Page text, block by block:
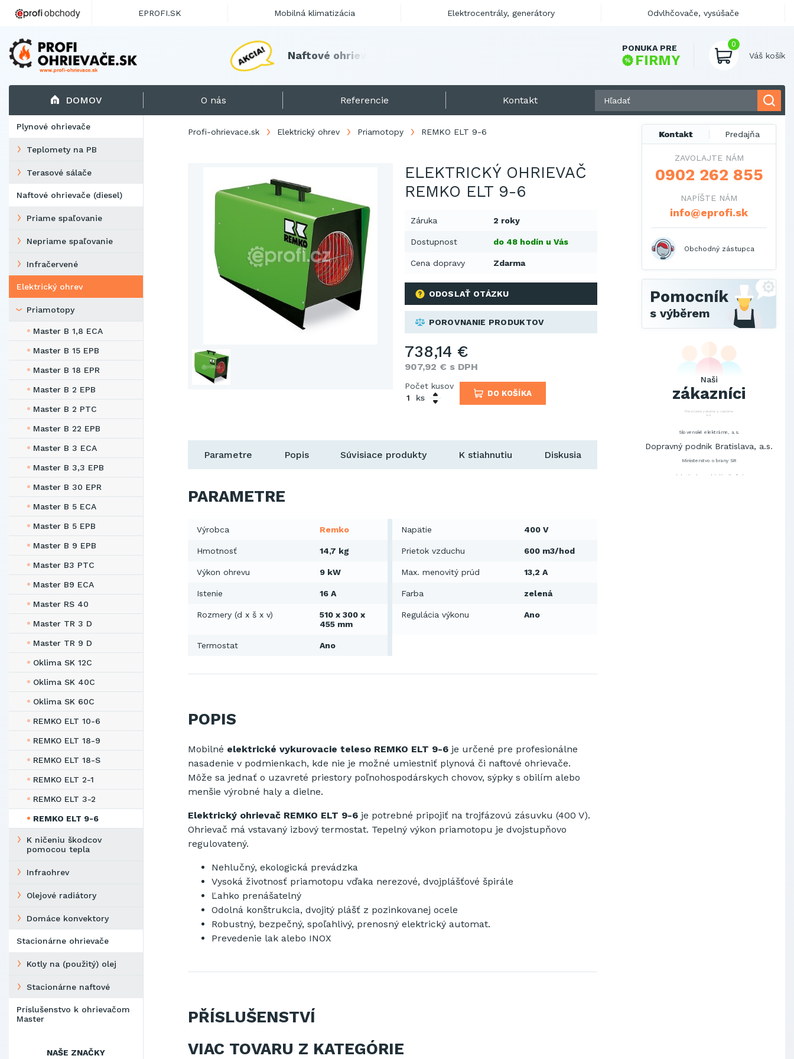
Naftové ohrie
PONUKA PRE
FIRMY
0
Váš košík
DOMOV O nás Referencie Kontakt
Plynové ohrievače
Teplomety na PB
Terasové sálače
Naftové ohrievače (diesel)
Priame spaľovanie
Nepriame spaľovanie
Infračervené
Elektrický ohrev
Priamotopy
Master B 1,8 ECA
Master B 15 EPB
Master B 18 EPR
Master B 2 EPB
Master B 2 PTC
Master B 22 EPB
Master B 3 ECA
Master B 3,3 EPB
Master B 30 EPR
Master B 5 ECA
Master B 5 EPB
Master B 9 EPB
Master B3 PTC
Master B9 ECA
Master RS 40
Master TR 3 D
Master TR 9 D
Oklima SK 12C
Oklima SK 40C
Oklima SK 60C
REMKO ELT 10-6
REMKO ELT 18-9
REMKO ELT 18-S
REMKO ELT 2-1
REMKO ELT 3-2
REMKO ELT 9-6
K ničeniu škodcov
pomocou tepla
Infraohrev
Olejové radiátory
Domáce konvektory
Stacionárne ohrievače
Kotly na (použitý) olej
Stacionárne naftové
Príslušenstvo k ohrievačom
Master
NAŠE ZNAČKY
Profi-ohrievace.sk Elektrický ohrev Priamotopy REMKO ELT 9-6
ELEKTRICKÝ OHRIEVAČ
REMKO ELT 9-6
Záruka 2 roky
Dostupnost do 48 hodín u Vás
Cena dopravy Zdarma
ODOSLAŤ OTÁZKU
POROVNANIE PRODUKTOV
738,14 €
907,92 € s DPH
Počet kusov
ks
DO KOŠÍKA
Parametre Popis Súvisiace produkty K stiahnutiu Diskusia
PARAMETRE
Výrobca Remko Napätie 400 V
Hmotnosť 14,7 kg Prietok vzduchu 600 m3/hod
Výkon ohrevu 9 kW Max. menovitý prúd 13,2 A
Istenie 16 A Farba zelená
Rozmery (d x š x v)
510 x 300 x
455 mm
Regulácia výkonu Ano
Termostat Ano
POPIS
Mobilné elektrické vykurovacie teleso REMKO ELT 9-6 je určené pre profesionálne
nasadenie v podmienkach, kde nie je možné umiestniť plynová či naftové ohrievače.
Môže sa jednať o uzavreté priestory poľnohospodárskych chovov, sýpky s obilím alebo
menšie výrobné haly a dielne.
Elektrický ohrievač REMKO ELT 9-6 je potrebné pripojiť na trojfázovú zásuvku (400 V).
Ohrievač má vstavaný izbový termostat. Tepelný výkon priamotopu je dvojstupňovo
regulovatený.
Nehlučný, ekologická prevádzka
Vysoká životnosť priamotopu vďaka nerezové, dvojplášťové špirále
Ľahko prenášatelný
Odolná konštrukcia, dvojitý plášť z pozinkovanej ocele
Robustný, bezpečný, spoľahlivý, prenosný elektrický automat.
Prevedenie lak alebo INOX
PŘÍSLUŠENSTVÍ
VIAC TOVARU Z KATEGÓRIE
Kontakt Predajňa
ZAVOLAJTE NÁM
0902 262 855
NAPÍŠTE NÁM
info@eprofi.sk
Obchodný zástupca
Pomocník
s výběrem
Naši
zákazníci
SCHINDLER ESKALÁTORY, s.r.o.
Tatry Mountains Resorts, a.s.
OBAL-SERVIS, a.s. Košice
a.s.
Dopravný podnik Bratislava, a.s.
Východoslovenská distribučná,
EPROFI.SK Mobilná klimatizácia Elektrocentrály, generátory Odvlhčovače, vysúšače